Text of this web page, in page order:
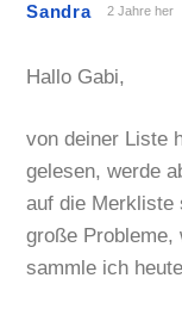
Sandra 2 Jahre her
Hallo Gabi,
von deiner Liste
gelesen, werde
auf die Merkliste
große Probleme,
sammle ich